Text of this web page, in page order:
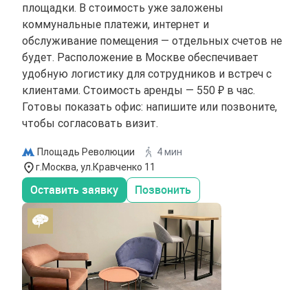
площадки. В стоимость уже заложены
коммунальные платежи, интернет и
обслуживание помещения — отдельных счетов не
будет. Расположение в Москве обеспечивает
удобную логистику для сотрудников и встреч с
клиентами. Стоимость аренды — 550 ₽ в час.
Готовы показать офис: напишите или позвоните,
чтобы согласовать визит.
Площадь Революции
4 мин
г.Москва, ул.Кравченко 11
Оставить заявку Позвонить